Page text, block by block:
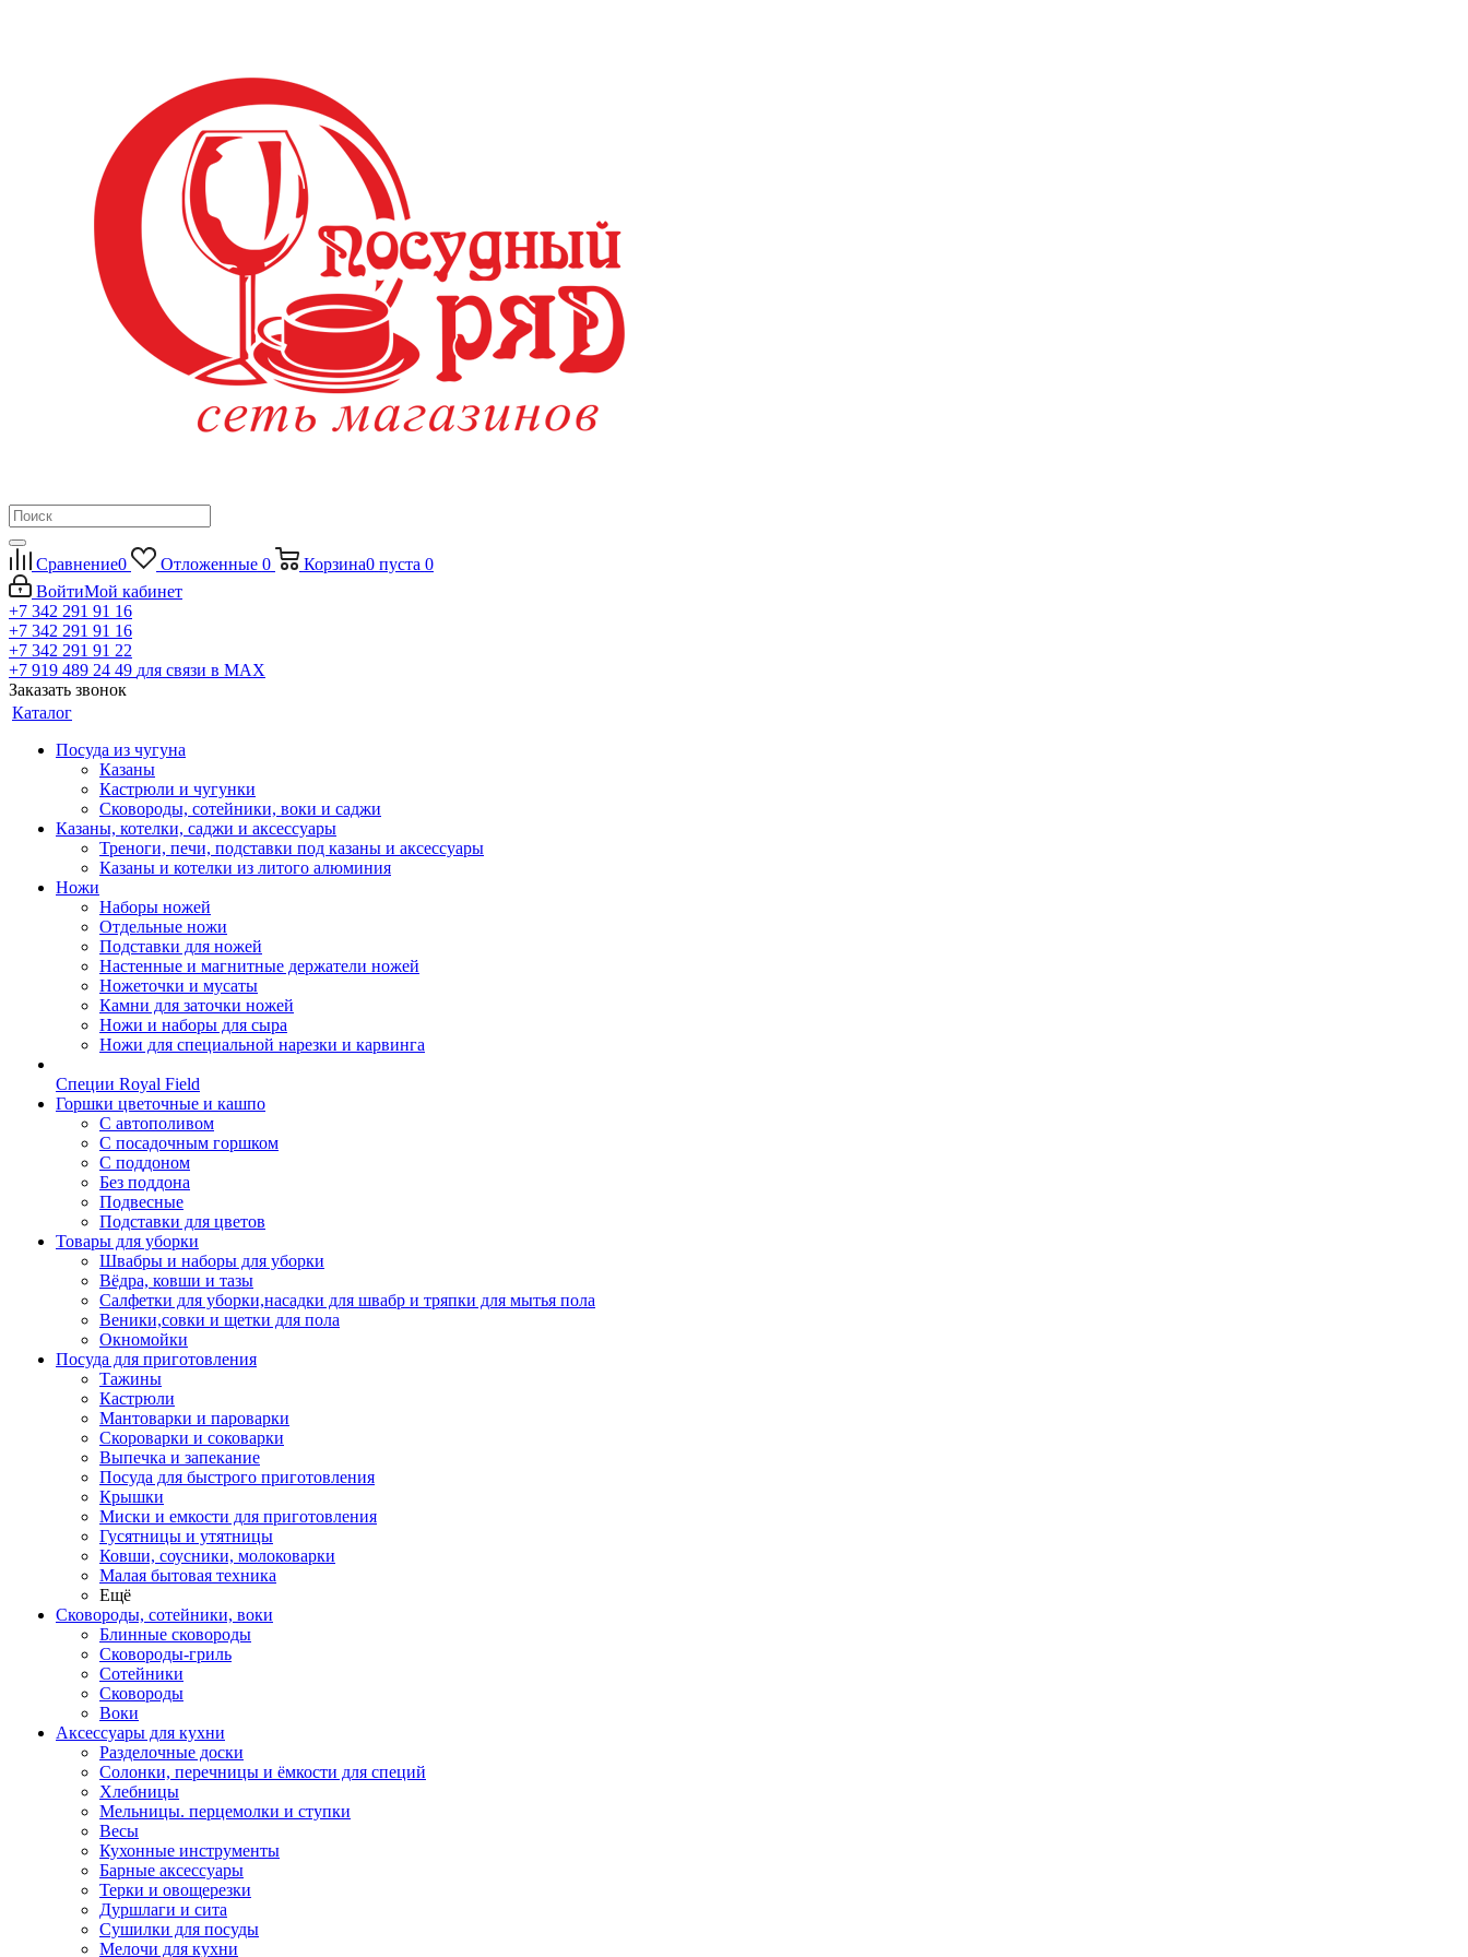
Сравнение0 Отложенные 0 Корзина0 пуста 0
ВойтиМой кабинет
+7 342 291 91 16
+7 342 291 91 16
+7 342 291 91 22
+7 919 489 24 49 для связи в МАХ
Заказать звонок
Каталог
Посуда из чугуна
Казаны
Кастрюли и чугунки
Сковороды, сотейники, воки и саджи
Казаны, котелки, саджи и аксессуары
Треноги, печи, подставки под казаны и аксессуары
Казаны и котелки из литого алюминия
Ножи
Наборы ножей
Отдельные ножи
Подставки для ножей
Настенные и магнитные держатели ножей
Ножеточки и мусаты
Камни для заточки ножей
Ножи и наборы для сыра
Ножи для специальной нарезки и карвинга
Специи Royal Field
Горшки цветочные и кашпо
С автополивом
С посадочным горшком
С поддоном
Без поддона
Подвесные
Подставки для цветов
Товары для уборки
Швабры и наборы для уборки
Вёдра, ковши и тазы
Салфетки для уборки,насадки для швабр и тряпки для мытья пола
Веники,совки и щетки для пола
Окномойки
Посуда для приготовления
Тажины
Кастрюли
Мантоварки и пароварки
Скороварки и соковарки
Выпечка и запекание
Посуда для быстрого приготовления
Крышки
Миски и емкости для приготовления
Гусятницы и утятницы
Ковши, соусники, молоковарки
Малая бытовая техника
Ещё
Сковороды, сотейники, воки
Блинные сковороды
Сковороды-гриль
Сотейники
Сковороды
Воки
Аксессуары для кухни
Разделочные доски
Солонки, перечницы и ёмкости для специй
Хлебницы
Мельницы. перцемолки и ступки
Весы
Кухонные инструменты
Барные аксессуары
Терки и овощерезки
Дуршлаги и сита
Сушилки для посуды
Мелочи для кухни